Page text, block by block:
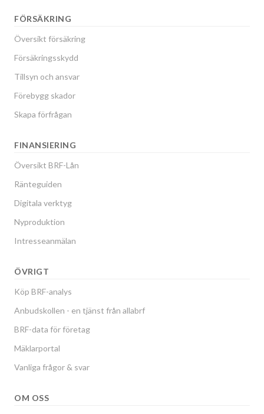
FÖRSÄKRING
Översikt försäkring
Försäkringsskydd
Tillsyn och ansvar
Förebygg skador
Skapa förfrågan
FINANSIERING
Översikt BRF-Lån
Ränteguiden
Digitala verktyg
Nyproduktion
Intresseanmälan
ÖVRIGT
Köp BRF-analys
Anbudskollen - en tjänst från allabrf
BRF-data för företag
Mäklarportal
Vanliga frågor & svar
OM OSS